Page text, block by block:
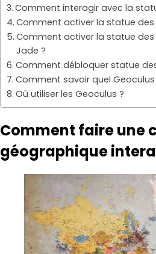
Comment interagir avec la
Comment activer la statue des
Comment activer la statue des
Jade ?
Comment débloquer statue
Comment savoir quel
Où utiliser les Geoculus ?
Comment faire une
géographique